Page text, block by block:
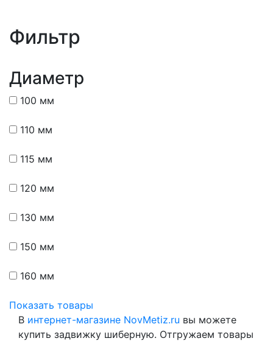
Фильтр
Диаметр
100 мм
110 мм
115 мм
120 мм
130 мм
150 мм
160 мм
Показать товары
В интернет-магазине NovMetiz.ru вы можете
купить задвижку шиберную. Отгружаем товары